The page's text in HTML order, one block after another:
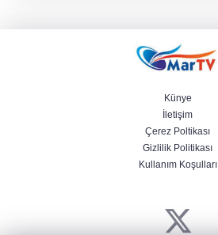
Künye
İletişim
Çerez Poltikası
Gizlilik Politikası
Kullanım Koşulları